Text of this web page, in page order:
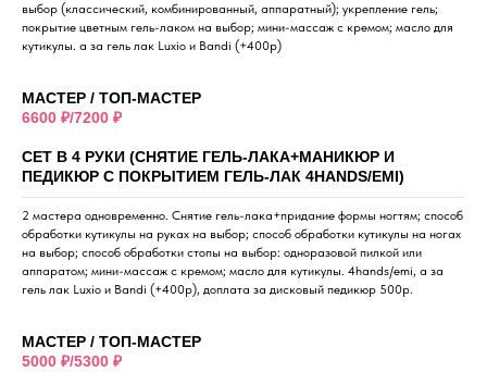
выбор (классический, комбинированный, аппаратный); укрепление гель;
покрытие цветным гель-лаком на выбор; мини-массаж с кремом; масло для
кутикулы. а за гель лак Luxio и Bandi (+400р)
МАСТЕР / ТОП-МАСТЕР
6600 ₽/7200 ₽
СЕТ В 4 РУКИ (СНЯТИЕ ГЕЛЬ-ЛАКА+МАНИКЮР И
ПЕДИКЮР С ПОКРЫТИЕМ ГЕЛЬ-ЛАК 4HANDS/EMI)
2 мастера одновременно. Снятие гель-лака+придание формы ногтям; способ
обработки кутикулы на руках на выбор; способ обработки кутикулы на ногах
на выбор; способ обработки стопы на выбор: одноразовой пилкой или
аппаратом; мини-массаж с кремом; масло для кутикулы. 4hands/emi, а за
гель лак Luxio и Bandi (+400р), доплата за дисковый педикюр 500р.
МАСТЕР / ТОП-МАСТЕР
5000 ₽/5300 ₽